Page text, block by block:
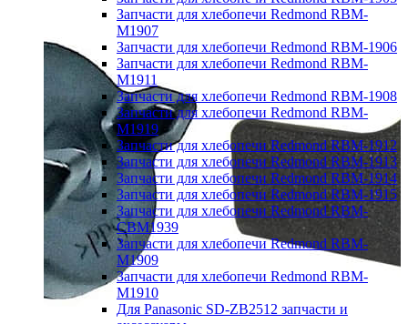
Запчасти для хлебопечи Redmond RBM-
M1907
Запчасти для хлебопечи Redmond RBM-1906
Запчасти для хлебопечи Redmond RBM-
M1911
Запчасти для хлебопечи Redmond RBM-1908
Запчасти для хлебопечи Redmond RBM-
M1919
Запчасти для хлебопечи Redmond RBM-1912
Запчасти для хлебопечи Redmond RBM-1913
Запчасти для хлебопечи Redmond RBM-1914
Запчасти для хлебопечи Redmond RBM-1915
Запчасти для хлебопечи Redmond RBM-
CBM1939
Запчасти для хлебопечи Redmond RBM-
M1909
Запчасти для хлебопечи Redmond RBM-
M1910
Для Panasonic SD-ZB2512 запчасти и